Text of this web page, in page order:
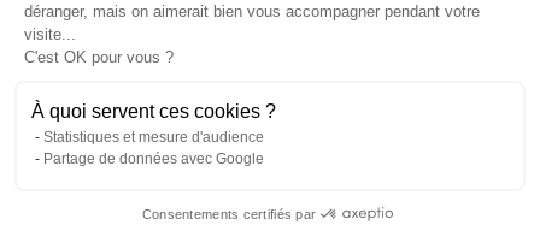
déranger, mais on aimerait bien vous accompagner pendant votre
visite...
C'est OK pour vous ?
À quoi servent ces cookies ?
Statistiques et mesure d'audience
Partage de données avec Google
Consentements certifiés par